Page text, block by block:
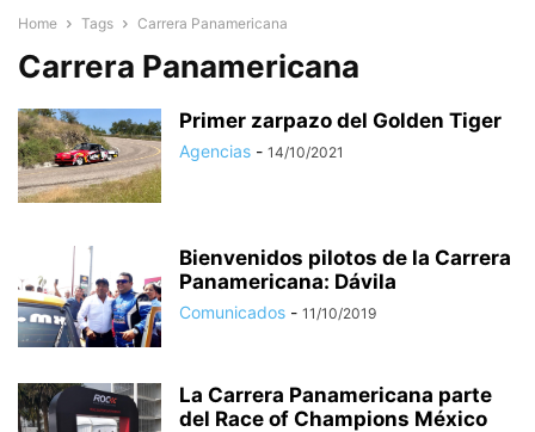
Home Tags Carrera Panamericana
Carrera Panamericana
Primer zarpazo del Golden Tiger
Agencias - 14/10/2021
Bienvenidos pilotos de la Carrera
Panamericana: Dávila
Comunicados - 11/10/2019
La Carrera Panamericana parte
del Race of Champions México